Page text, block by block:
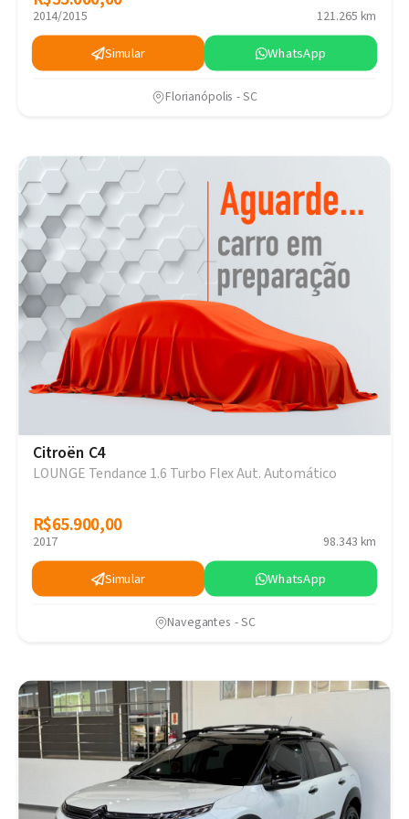
2014/2015 121.265 km
Simular WhatsApp
Florianópolis - SC
Citroën C4
LOUNGE Tendance 1.6 Turbo Flex Aut. Automático
R$65.900,00
R$65.900,00
2017 98.343 km
Simular WhatsApp
Navegantes - SC